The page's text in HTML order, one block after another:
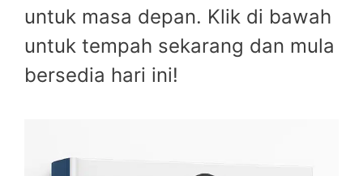
untuk masa depan. Klik di bawah
untuk tempah sekarang dan mula
bersedia hari ini!